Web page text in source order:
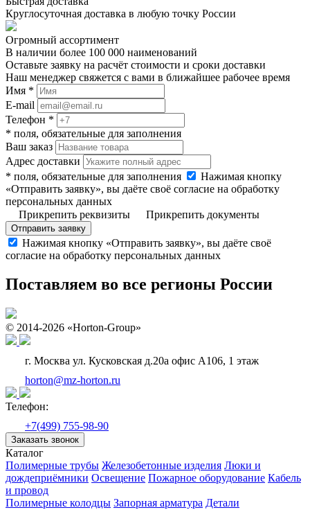
Круглосуточная доставка в любую точку России
Огромный ассортимент
В наличии более 100 000 наименований
Оставьте заявку на расчёт стоимости и сроки доставки
Наш менеджер свяжется с вами в ближайшее рабочее время
Имя *
E-mail
Телефон *
* поля, обязательные для заполнения
Ваш заказ
Адрес доставки
* поля, обязательные для заполнения
Нажимая кнопку
«Отправить заявку», вы даёте своё согласие на обработку
персональных данных
Прикрепить реквизиты
Прикрепить документы
Отправить заявку
Нажимая кнопку «Отправить заявку», вы даёте своё
согласие на обработку персональных данных
Поставляем во все регионы России
© 2014-2026 «Horton-Group»
г. Москва ул. Кусковская д.20а офис А106, 1 этаж
horton@mz-horton.ru
Телефон:
+7(499) 755-98-90
Заказать звонок
Каталог
Полимерные трубы Железобетонные изделия Люки и
дождеприёмники Освещение Пожарное оборудование Кабель
и провод
Полимерные колодцы Запорная арматура Детали